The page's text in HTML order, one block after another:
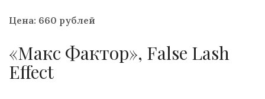
Цена: 660 рублей
«Макс Фактор», False Lash
Effect